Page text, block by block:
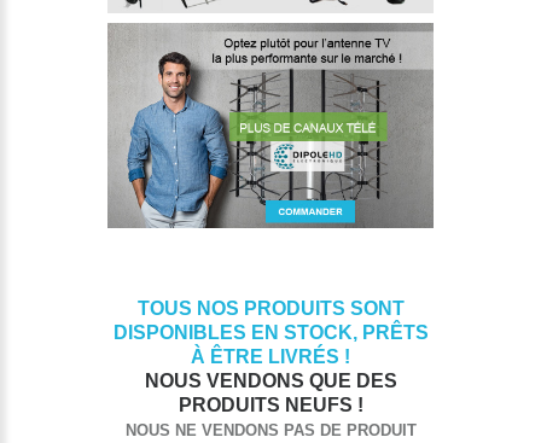
TOUS NOS PRODUITS SONT
DISPONIBLES EN STOCK, PRÊTS
À ÊTRE LIVRÉS !
NOUS VENDONS QUE DES
PRODUITS NEUFS !
NOUS NE VENDONS PAS DE PRODUIT